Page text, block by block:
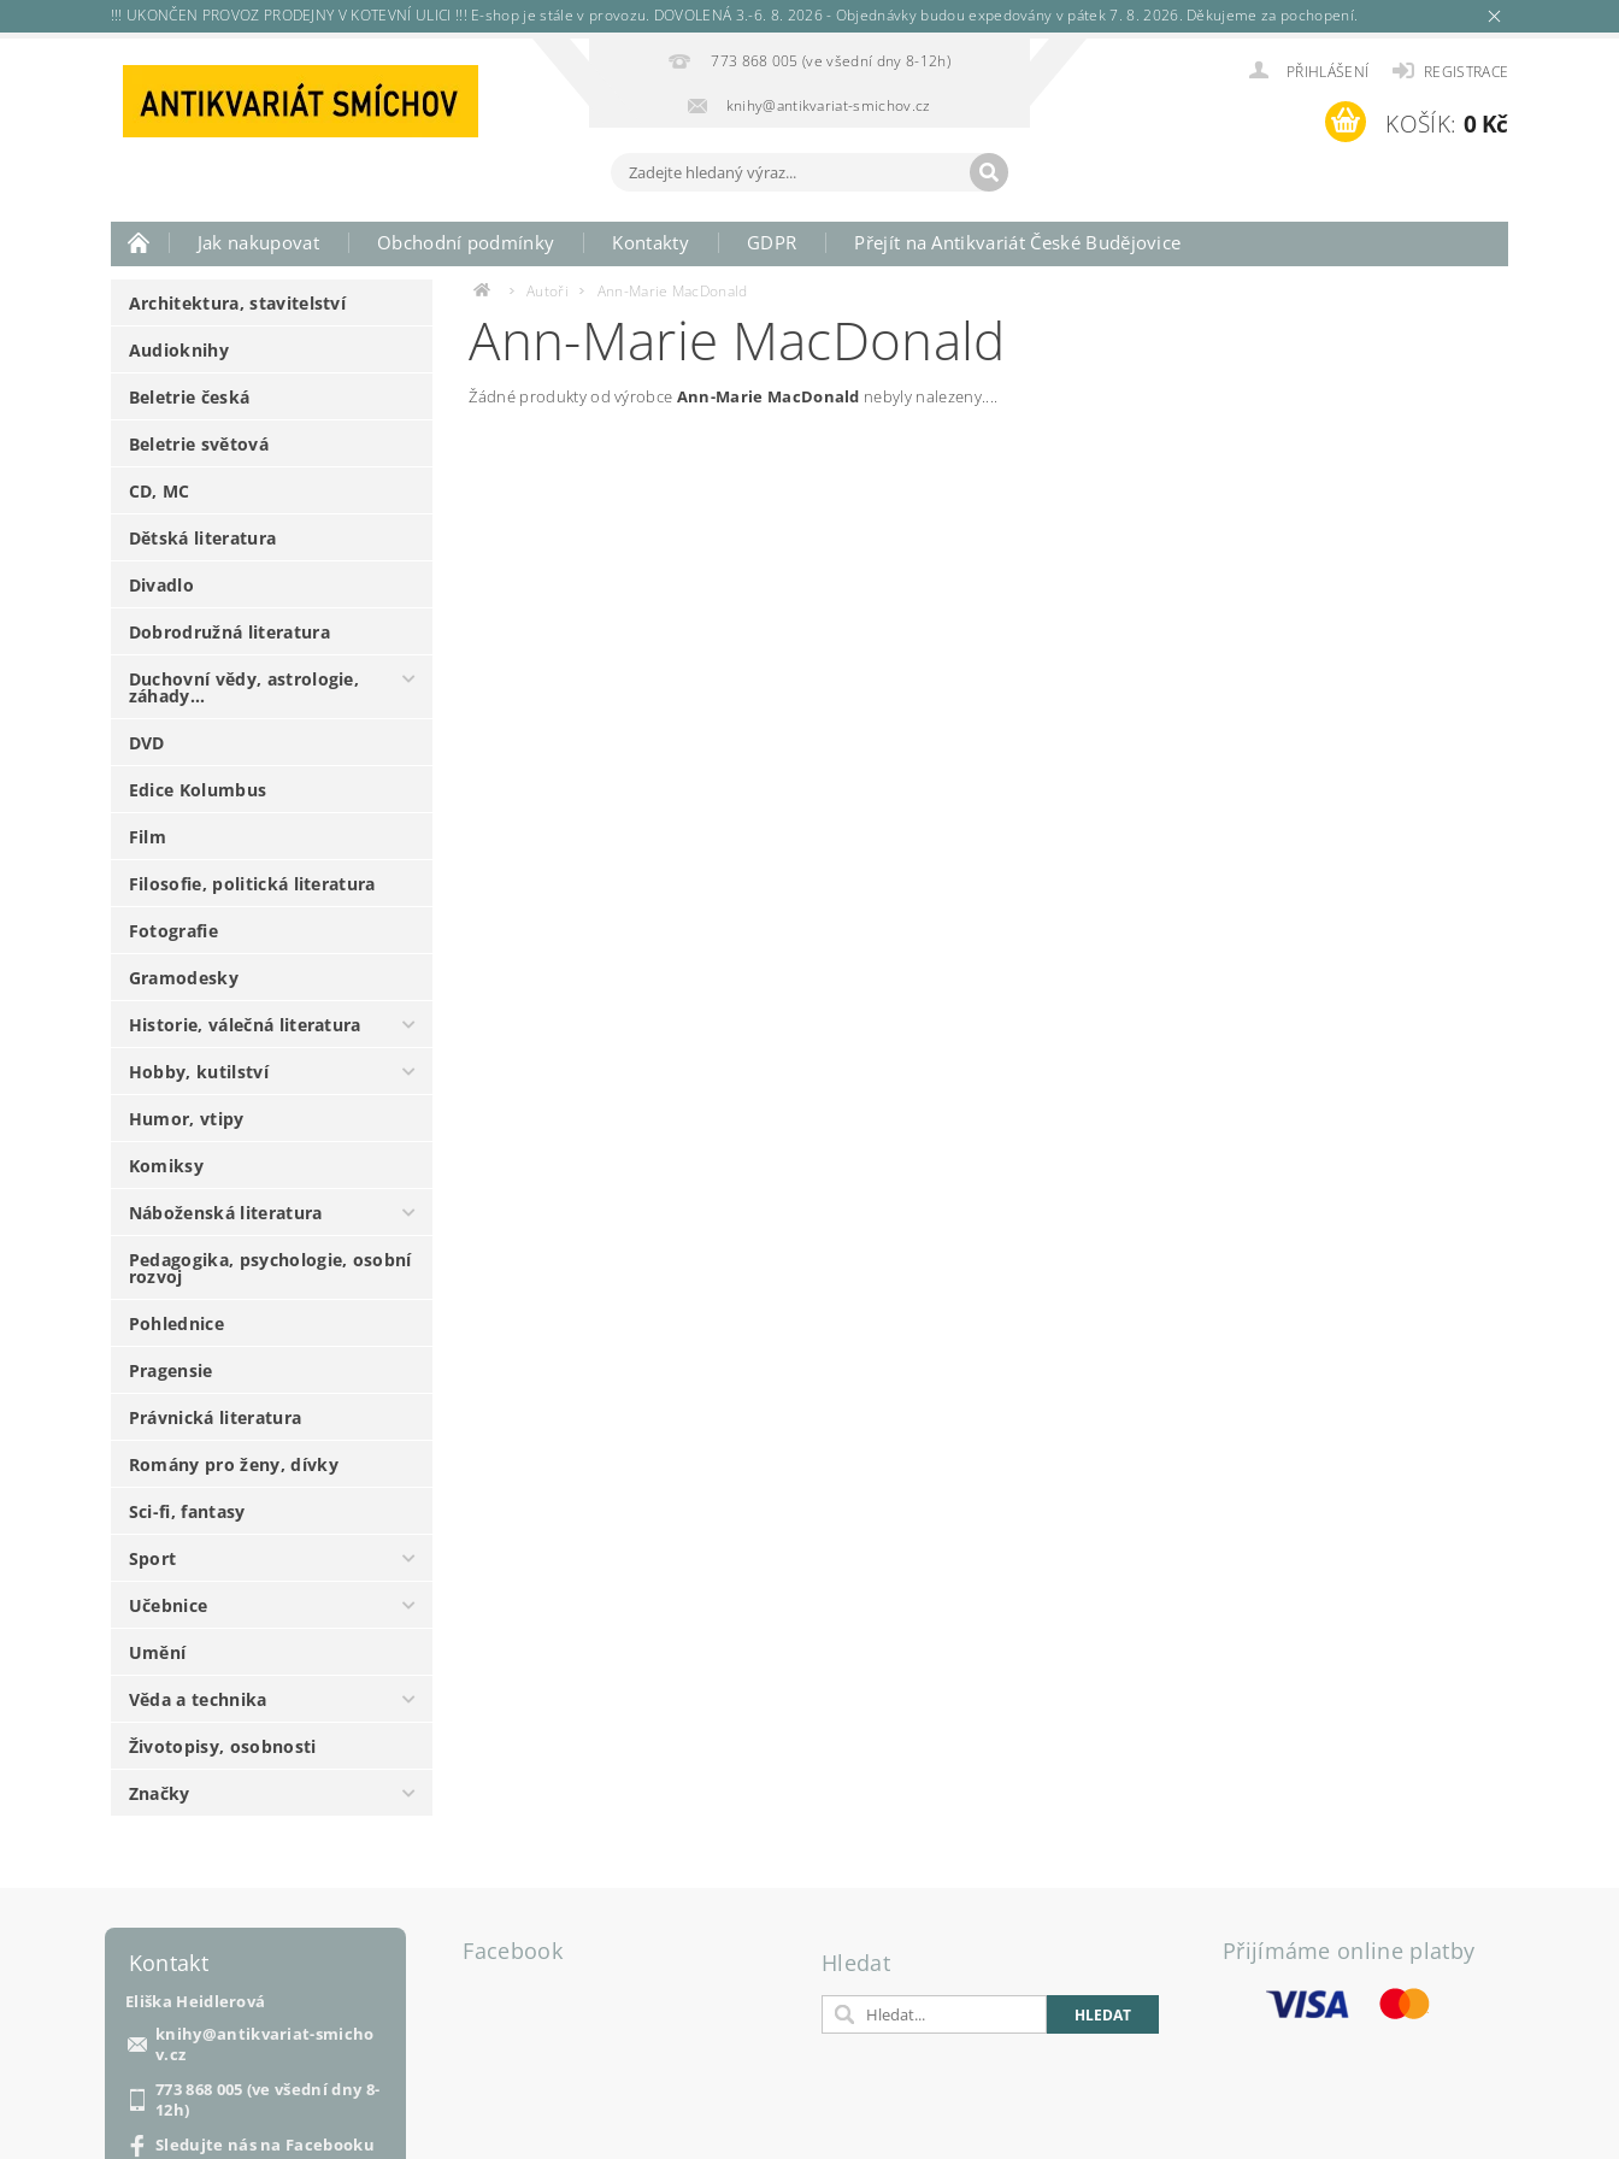
!!! UKONČEN PROVOZ PRODEJNY V KOTEVNÍ ULICI !!! E-shop je stále v provozu. DOVOLENÁ 3.-6. 8. 2026 - Objednávky budou expedovány v pátek 7. 8. 2026. Děkujeme za pochopení.
773 868 005 (ve všední dny 8-12h)
knihy@antikvariat-smichov.cz
PŘIHLÁŠENÍ REGISTRACE
KOŠÍK: 0 Kč
Jak nakupovat Obchodní podmínky Kontakty GDPR Přejít na Antikvariát České Budějovice
Architektura, stavitelství
Audioknihy
Beletrie česká
Beletrie světová
CD, MC
Dětská literatura
Divadlo
Dobrodružná literatura
Duchovní vědy, astrologie,
záhady...
DVD
Edice Kolumbus
Film
Filosofie, politická literatura
Fotografie
Gramodesky
Historie, válečná literatura
Hobby, kutilství
Humor, vtipy
Komiksy
Náboženská literatura
Pedagogika, psychologie, osobní
rozvoj
Pohlednice
Pragensie
Právnická literatura
Romány pro ženy, dívky
Sci-fi, fantasy
Sport
Učebnice
Umění
Věda a technika
Životopisy, osobnosti
Značky
Autoři Ann-Marie MacDonald
Ann-Marie MacDonald
Žádné produkty od výrobce Ann-Marie MacDonald nebyly nalezeny....
Kontakt
Eliška Heidlerová
knihy@antikvariat-smicho
v.cz
773 868 005 (ve všední dny 8-
12h)
Sledujte nás na Facebooku
Facebook Hledat Přijímáme online platby